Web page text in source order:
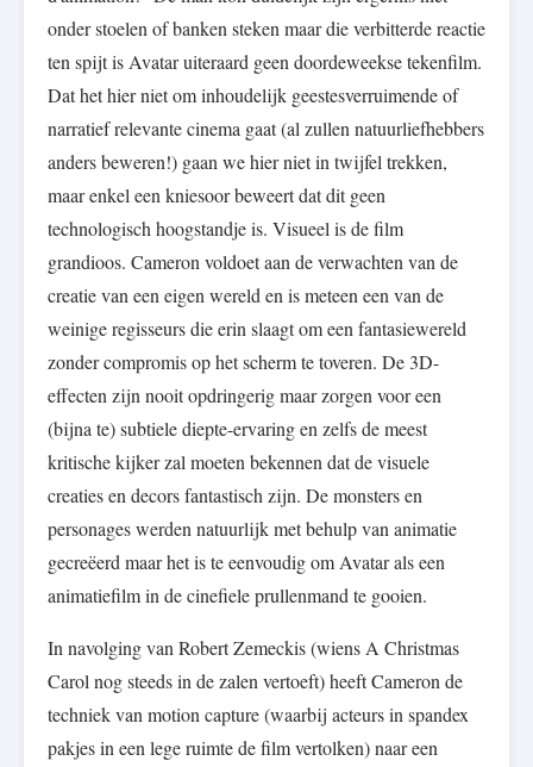
onder stoelen of banken steken maar die verbitterde reactie
ten spijt is Avatar uiteraard geen doordeweekse tekenfilm.
Dat het hier niet om inhoudelijk geestesverruimende of
narratief relevante cinema gaat (al zullen natuurliefhebbers
anders beweren!) gaan we hier niet in twijfel trekken,
maar enkel een kniesoor beweert dat dit geen
technologisch hoogstandje is. Visueel is de film
grandioos. Cameron voldoet aan de verwachten van de
creatie van een eigen wereld en is meteen een van de
weinige regisseurs die erin slaagt om een fantasiewereld
zonder compromis op het scherm te toveren. De 3D-
effecten zijn nooit opdringerig maar zorgen voor een
(bijna te) subtiele diepte-ervaring en zelfs de meest
kritische kijker zal moeten bekennen dat de visuele
creaties en decors fantastisch zijn. De monsters en
personages werden natuurlijk met behulp van animatie
gecreëerd maar het is te eenvoudig om Avatar als een
animatiefilm in de cinefiele prullenmand te gooien.
In navolging van Robert Zemeckis (wiens A Christmas
Carol nog steeds in de zalen vertoeft) heeft Cameron de
techniek van motion capture (waarbij acteurs in spandex
pakjes in een lege ruimte de film vertolken) naar een